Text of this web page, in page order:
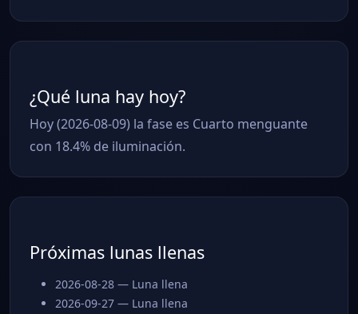
¿Qué luna hay hoy?
Hoy (2026-08-09) la fase es Cuarto menguante
con 18.4% de iluminación.
Próximas lunas llenas
2026-08-28 — Luna llena
2026-09-27 — Luna llena